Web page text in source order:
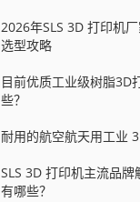
2026年SLS 3D 打印机
选型攻略
目前优质工业级树脂3D
些？
耐用的航空航天用工业
SLS 3D 打印机主流品
有哪些？